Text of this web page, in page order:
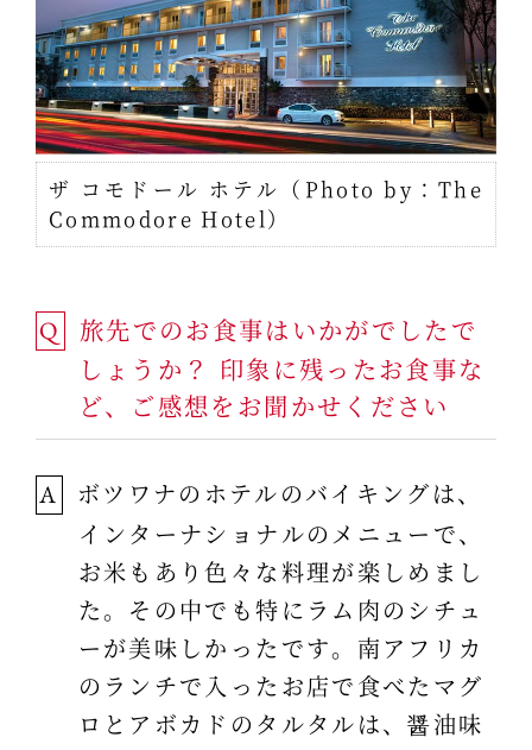
ザ コモドール ホテル（Photo by：The
Commodore Hotel）
Q
旅先でのお食事はいかがでしたで
しょうか？ 印象に残ったお食事な
ど、ご感想をお聞かせください
A
ボツワナのホテルのバイキングは、
インターナショナルのメニューで、
お米もあり色々な料理が楽しめまし
た。その中でも特にラム肉のシチュ
ーが美味しかったです。南アフリカ
のランチで入ったお店で食べたマグ
ロとアボカドのタルタルは、醤油味